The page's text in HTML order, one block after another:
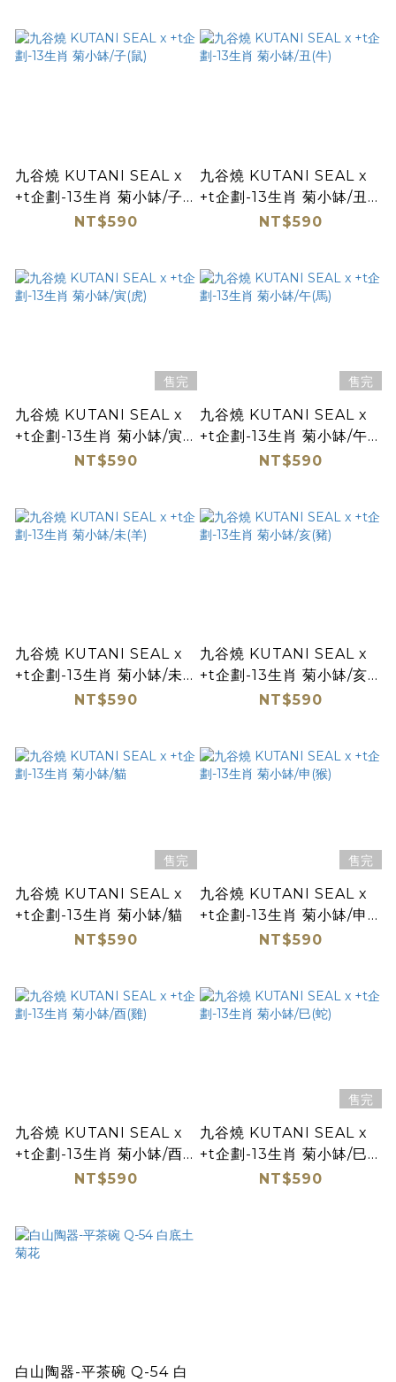
九谷燒 KUTANI SEAL x
+t企劃-13生肖 菊小缽/子
NT$590
九谷燒 KUTANI SEAL x
+t企劃-13生肖 菊小缽/丑
NT$590
售完
九谷燒 KUTANI SEAL x
+t企劃-13生肖 菊小缽/寅
NT$590
售完
九谷燒 KUTANI SEAL x
+t企劃-13生肖 菊小缽/午
NT$590
九谷燒 KUTANI SEAL x
+t企劃-13生肖 菊小缽/未
NT$590
九谷燒 KUTANI SEAL x
+t企劃-13生肖 菊小缽/亥
NT$590
售完
九谷燒 KUTANI SEAL x
+t企劃-13生肖 菊小缽/貓
NT$590
售完
九谷燒 KUTANI SEAL x
+t企劃-13生肖 菊小缽/申
NT$590
九谷燒 KUTANI SEAL x
+t企劃-13生肖 菊小缽/酉
NT$590
售完
九谷燒 KUTANI SEAL x
+t企劃-13生肖 菊小缽/巳
NT$590
白山陶器-平茶碗 Q-54 白